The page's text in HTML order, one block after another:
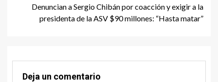
Denuncian a Sergio Chibán por coacción y exigir a la
presidenta de la ASV $90 millones: “Hasta matar”
Deja un comentario